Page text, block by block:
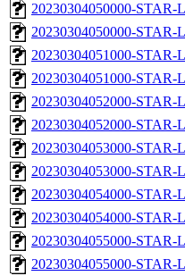
20230304050000-
20230304050000-STAR-
20230304051000-
20230304051000-STAR-
20230304052000-
20230304052000-STAR-
20230304053000-
20230304053000-STAR-
20230304054000-
20230304054000-STAR-
20230304055000-
20230304055000-STAR-